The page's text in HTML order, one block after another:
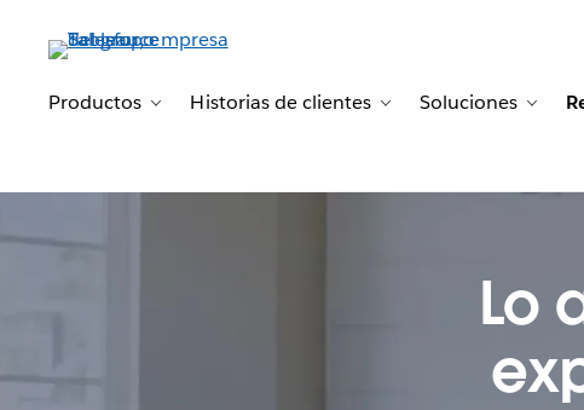
Productos
Toggle sub-navigation for Productos
Historias de clientes
Toggle sub-
Soluciones
Lo